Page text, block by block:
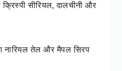
सीरियल, दालचीनी और
तेल और मैपल सिरप